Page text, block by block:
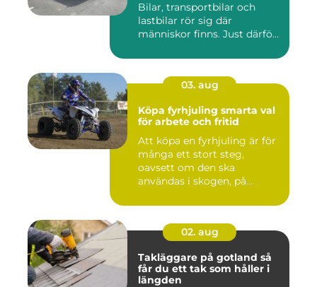
Bilar, transportbilar och
lastbilar rör sig där
människor finns. Just därfö...
03. aug
Köpa fyrhjuling smarta val
för arbete och fritid
Att köpa en fyrhjuling är för
många ett stort steg,
oavsett om den ska
användas i skogen, på
02. aug
Takläggare på gotland så
får du ett tak som håller i
längden